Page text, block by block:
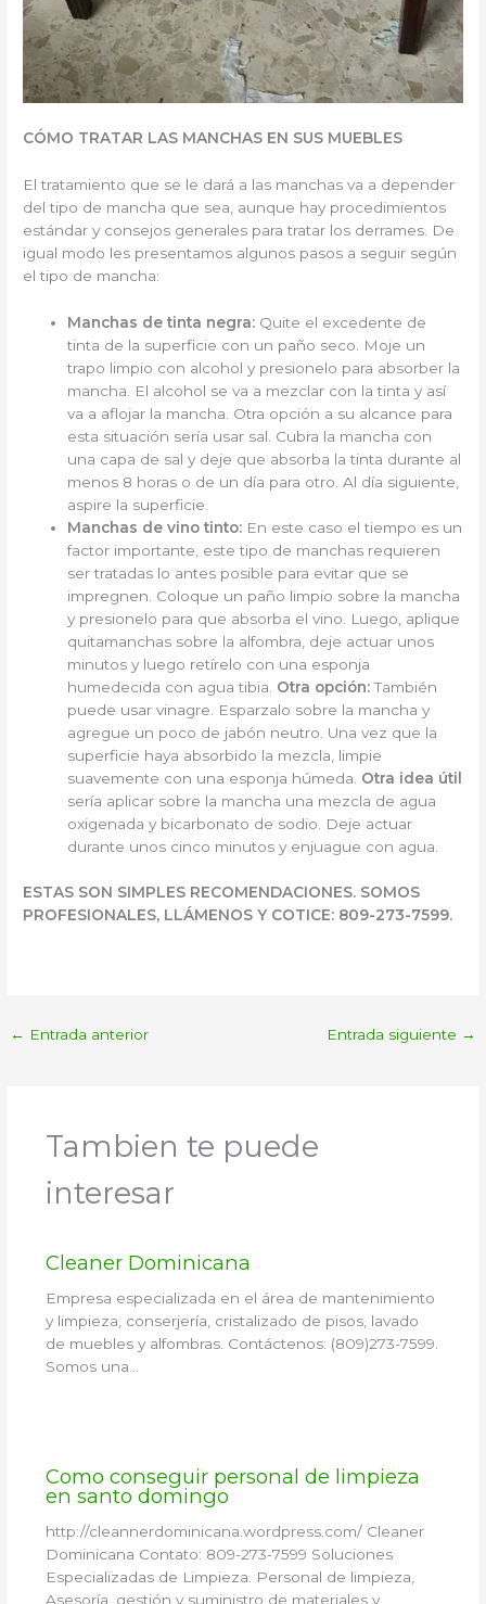
CÓMO TRATAR LAS MANCHAS EN SUS MUEBLES
El tratamiento que se le dará a las manchas va a depender
del tipo de mancha que sea, aunque hay procedimientos
estándar y consejos generales para tratar los derrames. De
igual modo les presentamos algunos pasos a seguir según
el tipo de mancha:
Manchas de tinta negra: Quite el excedente de
tinta de la superficie con un paño seco. Moje un
trapo limpio con alcohol y presionelo para absorber la
mancha. El alcohol se va a mezclar con la tinta y así
va a aflojar la mancha. Otra opción a su alcance para
esta situación sería usar sal. Cubra la mancha con
una capa de sal y deje que absorba la tinta durante al
menos 8 horas o de un día para otro. Al día siguiente,
aspire la superficie.
Manchas de vino tinto: En este caso el tiempo es un
factor importante, este tipo de manchas requieren
ser tratadas lo antes posible para evitar que se
impregnen. Coloque un paño limpio sobre la mancha
y presionelo para que absorba el vino. Luego, aplique
quitamanchas sobre la alfombra, deje actuar unos
minutos y luego retírelo con una esponja
humedecida con agua tibia. Otra opción:También
puede usar vinagre. Esparzalo sobre la mancha y
agregue un poco de jabón neutro. Una vez que la
superficie haya absorbido la mezcla, limpie
suavemente con una esponja húmeda. Otra idea útil
sería aplicar sobre la mancha una mezcla de agua
oxigenada y bicarbonato de sodio. Deje actuar
durante unos cinco minutos y enjuague con agua.
ESTAS SON SIMPLES RECOMENDACIONES. SOMOS
PROFESIONALES, LLÁMENOS Y COTICE: 809-273-7599.
← Entrada anterior Entrada siguiente →
Tambien te puede
interesar
Cleaner Dominicana
Empresa especializada en el área de mantenimiento
y limpieza, conserjería, cristalizado de pisos, lavado
de muebles y alfombras. Contáctenos: (809)273-7599.
Somos una…
Como conseguir personal de limpieza
en santo domingo
http://cleannerdominicana.wordpress.com/ Cleaner
Dominicana Contato: 809-273-7599 Soluciones
Especializadas de Limpieza. Personal de limpieza,
Asesoría, gestión y suministro de materiales y